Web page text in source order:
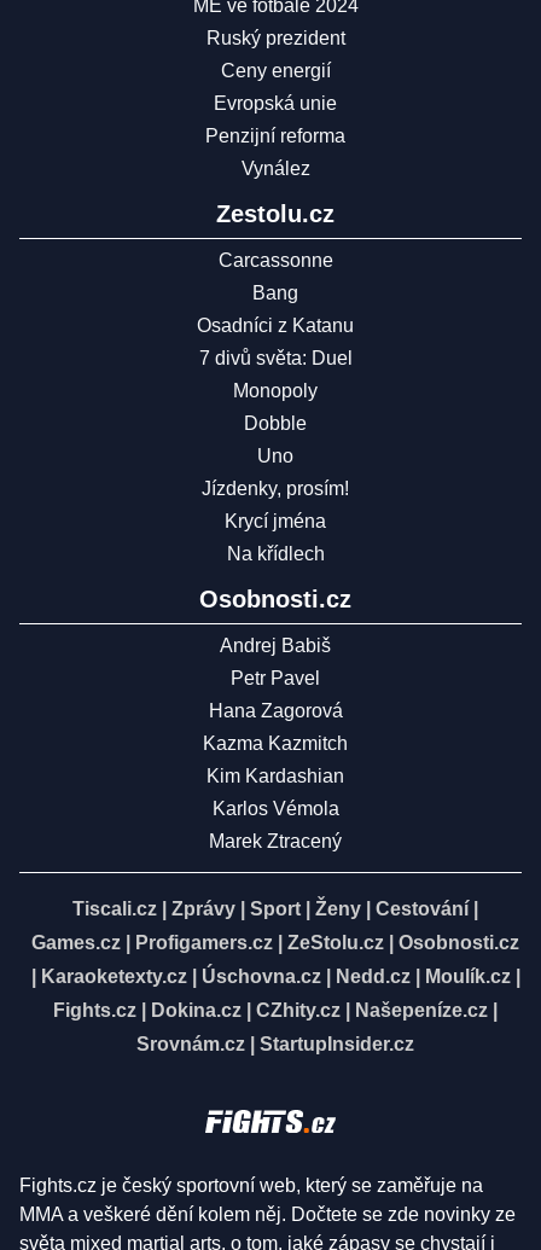
ME ve fotbale 2024
Ruský prezident
Ceny energií
Evropská unie
Penzijní reforma
Vynález
Zestolu.cz
Carcassonne
Bang
Osadníci z Katanu
7 divů světa: Duel
Monopoly
Dobble
Uno
Jízdenky, prosím!
Krycí jména
Na křídlech
Osobnosti.cz
Andrej Babiš
Petr Pavel
Hana Zagorová
Kazma Kazmitch
Kim Kardashian
Karlos Vémola
Marek Ztracený
Tiscali.cz Zprávy Sport Ženy Cestování
Games.cz
Profigamers.cz ZeStolu.cz
Osobnosti.cz
Karaoketexty.cz| Úschovna.cz| Nedd.cz| Moulík.cz|
Fights.cz
Dokina.cz CZhity.cz Našepeníze.cz
Srovnám.cz
StartupInsider.cz
Fights.cz je český sportovní web, který se zaměřuje na
MMA a veškeré dění kolem něj. Dočtete se zde novinky ze
světa mixed martial arts, o tom, jaké zápasy se chystají i